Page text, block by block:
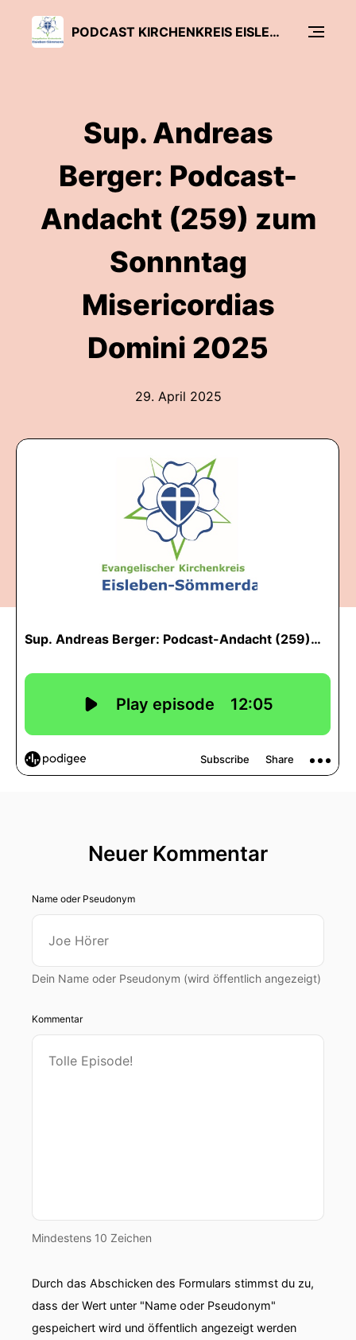
PODCAST KIRCHENKREIS EISLEBEN-SÖMMERDA
Sup. Andreas
Berger: Podcast-
Andacht (259) zum
Sonnntag
Misericordias
Domini 2025
29. April 2025
Neuer Kommentar
Name oder Pseudonym
Dein Name oder Pseudonym (wird öffentlich angezeigt)
Kommentar
Mindestens 10 Zeichen
Durch das Abschicken des Formulars stimmst du zu,
dass der Wert unter "Name oder Pseudonym"
gespeichert wird und öffentlich angezeigt werden